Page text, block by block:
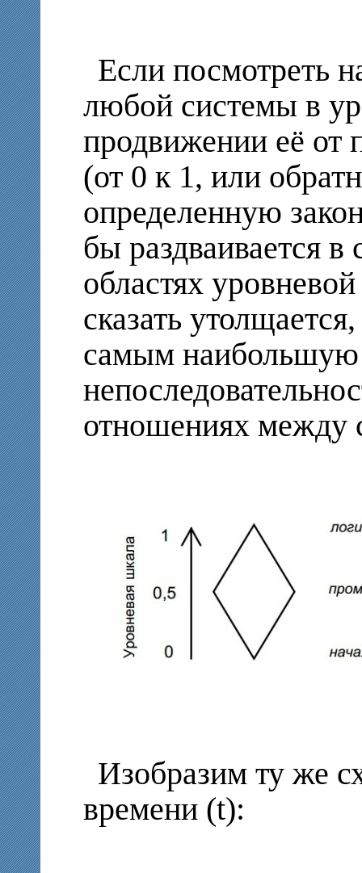
Если посмотреть
любой системы в
продвижении её от
(от 0 к 1, или
определенную
бы раздваивается
областях
сказать
самым наибольшую
отношениях между
Изобразим ту же
времени (t):